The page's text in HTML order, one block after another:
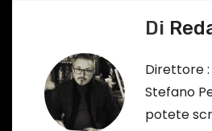
Di
Direttore :
Stefano
potete